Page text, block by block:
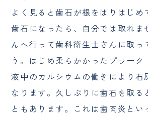
よく見ると歯石が根をはりはじめ
歯石になったら、自分では取れま
んへ行って歯科衛生士さんに取っ
う。はじめ柔らかかったプラーク
液中のカルシウムの働きにより石
なります。久しぶりに歯石を取る
ともあります。これは歯肉炎とい